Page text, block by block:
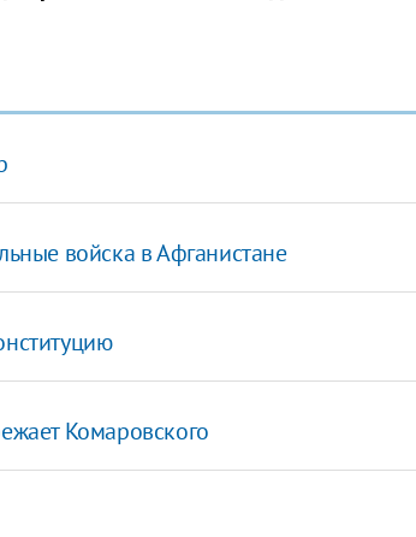
войска в Афганистане
Комаровского